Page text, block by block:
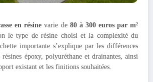
en résine varie de 80 à 300 euros par m²
le type de résine choisi et la complexité du
importante s’explique par les différences
résines époxy, polyuréthane et drainantes, ainsi
existant et les finitions souhaitées.